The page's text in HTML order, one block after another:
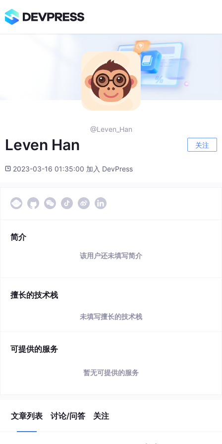
@Leven_Han
Leven Han 关注
2023-03-16 01:35:00 加入 DevPress
简介
该用户还未填写简介
擅长的技术栈
未填写擅长的技术栈
可提供的服务
暂无可提供的服务
文章列表 讨论/问答 关注